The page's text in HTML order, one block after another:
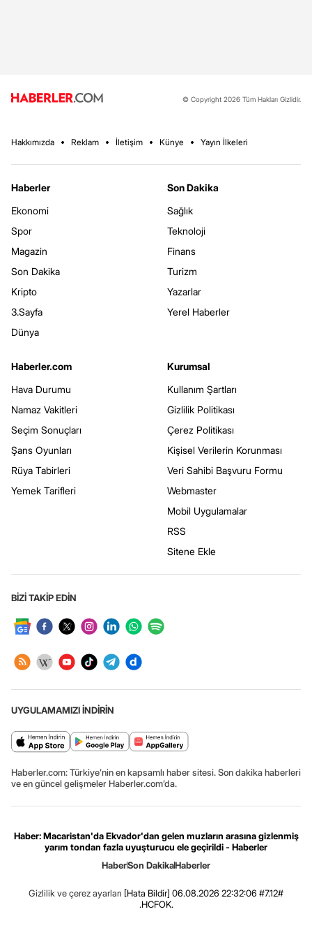
© Copyright 2026 Tüm Hakları Gizlidir.
Hakkımızda Reklam İletişim Künye Yayın İlkeleri
Haberler
Ekonomi
Spor
Magazin
Son Dakika
Kripto
3.Sayfa
Dünya
Son Dakika
Sağlık
Teknoloji
Finans
Turizm
Yazarlar
Yerel Haberler
Haberler.com
Hava Durumu
Namaz Vakitleri
Seçim Sonuçları
Şans Oyunları
Rüya Tabirleri
Yemek Tarifleri
Kurumsal
Kullanım Şartları
Gizlilik Politikası
Çerez Politikası
Kişisel Verilerin Korunması
Veri Sahibi Başvuru Formu
Webmaster
Mobil Uygulamalar
RSS
Sitene Ekle
BİZİ TAKİP EDİN
UYGULAMAMIZI İNDİRİN
Haberler.com: Türkiye’nin en kapsamlı haber sitesi. Son dakika haberleri
ve en güncel gelişmeler Haberler.com’da.
Haber: Macaristan'da Ekvador'dan gelen muzların arasına gizlenmiş
yarım tondan fazla uyuşturucu ele geçirildi - Haberler
HaberSon DakikaHaberler
Gizlilik ve çerez ayarları [Hata Bildir] 06.08.2026 22:32:06 #7.12#
.HCFOK.